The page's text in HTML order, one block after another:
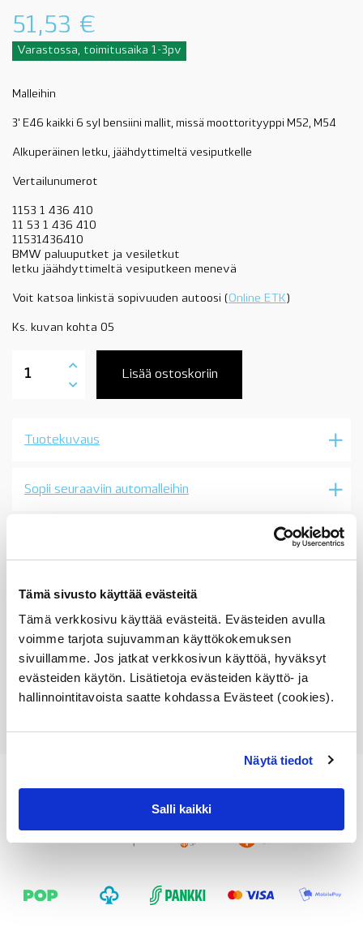
Tämä sivusto käyttää evästeitä
Tämä verkkosivu käyttää evästeitä. Evästeiden avulla
voimme tarjota sujuvamman käyttökokemuksen
sivuillamme. Jos jatkat verkkosivun käyttöä, hyväksyt
evästeiden käytön. Lisätietoja evästeiden käyttö- ja
hallinnointitavoista saatte kohdassa Evästeet (cookies).
Näytä tiedot
Salli kaikki
51,53 €
Varastossa, toimitusaika 1-3pv
Malleihin
3' E46 kaikki 6 syl bensiini mallit, missä moottorityyppi M52, M54
Alkuperäinen letku, jäähdyttimeltä vesiputkelle
Vertailunumerot
1153 1 436 410
11 53 1 436 410
11531436410
BMW paluuputket ja vesiletkut
letku jäähdyttimeltä vesiputkeen menevä
Voit katsoa linkistä sopivuuden autoosi ( Online ETK )
Ks. kuvan kohta 05
paluuletku
vesiputkelta,
määrä
Lisää ostoskoriin
Tuotekuvaus
Sopii seuraaviin automalleihin
1153 1 436 410
11 53 1 436 410
1436410